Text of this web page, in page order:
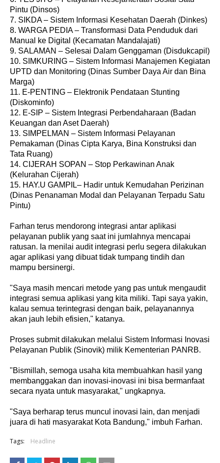
Pintu (Dinsos)
7. SIKDA – Sistem Informasi Kesehatan Daerah (Dinkes)
8. WARGA PEDIA – Transformasi Data Penduduk dari
Manual ke Digital (Kecamatan Mandalajati)
9. SALAMAN – Selesai Dalam Genggaman (Disdukcapil)
10. SIMKURING – Sistem Informasi Manajemen Kegiatan
UPTD dan Monitoring (Dinas Sumber Daya Air dan Bina
Marga)
11. E-PENTING – Elektronik Pendataan Stunting
(Diskominfo)
12. E-SIP – Sistem Integrasi Perbendaharaan (Badan
Keuangan dan Aset Daerah)
13. SIMPELMAN – Sistem Informasi Pelayanan
Pemakaman (Dinas Cipta Karya, Bina Konstruksi dan
Tata Ruang)
14. CIJERAH SOPAN – Stop Perkawinan Anak
(Kelurahan Cijerah)
15. HAY.U GAMPIL– Hadir untuk Kemudahan Perizinan
(Dinas Penanaman Modal dan Pelayanan Terpadu Satu
Pintu)
Farhan terus mendorong integrasi antar aplikasi
pelayanan publik yang saat ini jumlahnya mencapai
ratusan. Ia menilai audit integrasi perlu segera dilakukan
agar aplikasi yang dibuat tidak tumpang tindih dan
mampu bersinergi.
"Saya masih mencari metode yang pas untuk mengaudit
integrasi semua aplikasi yang kita miliki. Tapi saya yakin,
kalau semua terintegrasi dengan baik, pelayanannya
akan jauh lebih efisien," katanya.
Proses submit dilakukan melalui Sistem Informasi Inovasi
Pelayanan Publik (Sinovik) milik Kementerian PANRB.
"Bismillah, semoga usaha kita membuahkan hasil yang
membanggakan dan inovasi-inovasi ini bisa bermanfaat
secara nyata untuk masyarakat," ungkapnya.
"Saya berharap terus muncul inovasi lain, dan menjadi
juara di hati masyarakat Kota Bandung," imbuh Farhan.
Tags: Headline